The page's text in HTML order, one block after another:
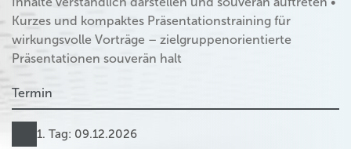
Kurzes und kompaktes Präsentationstraining für
wirkungsvolle Vorträge – zielgruppenorientierte
Präsentationen souverän halt
Termin
1. Tag: 09.12.2026